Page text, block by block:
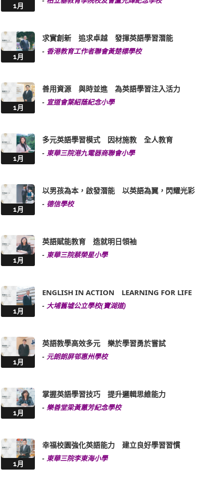
1月
1月
求實創新 追求卓越 發揮英語學習潛能
- 香港教育工作者聯會黃楚標學校
1月
善用資源 與時並進 為英語學習注入活力
- 宣道會葉紹蔭紀念小學
1月
多元英語學習模式 因材施教 全人教育
- 東華三院港九電器商聯會小學
1月
以男孩為本，啟發潛能 以英語為翼，閃耀光彩
- 德信學校
1月
英語賦能教育 造就明日領袖
- 東華三院蔡榮星小學
1月
ENGLISH IN ACTION LEARNING FOR LIFE
- 大埔舊墟公立學校(寶湖道)
1月
英語教學高效多元 樂於學習勇於嘗試
- 元朗朗屏邨惠州學校
1月
掌握英語學習技巧 提升邏輯思維能力
- 樂善堂梁黃蕙芳紀念學校
1月
幸福校園強化英語能力 建立良好學習習慣
- 東華三院李東海小學